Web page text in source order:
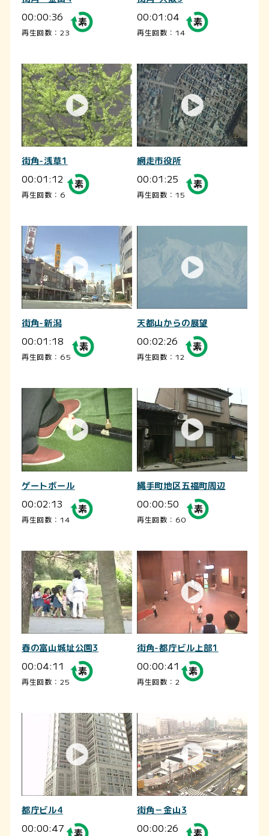
00:00:36
再生回数：23
00:01:04
再生回数：14
街角-浅草1
00:01:12
再生回数：6
網走市役所
00:01:25
再生回数：15
街角-新潟
00:01:18
再生回数：65
天都山からの展望
00:02:26
再生回数：12
ゲートボール
00:02:13
再生回数：14
縄手町地区五福町周辺
00:00:50
再生回数：60
春の富山城址公園3
00:04:11
再生回数：25
街角-都庁ビル上部1
00:00:41
再生回数：2
都庁ビル4
00:00:47
街角－金山3
00:00:26